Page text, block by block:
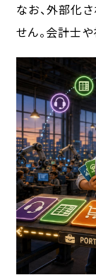
なお、外部化
せん。会計士